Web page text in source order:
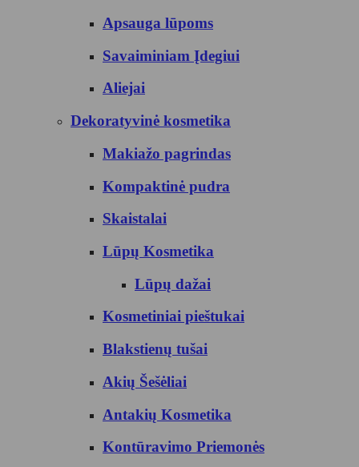
Apsauga lūpoms
Savaiminiam Įdegiui
Aliejai
Dekoratyvinė kosmetika
Makiažo pagrindas
Kompaktinė pudra
Skaistalai
Lūpų Kosmetika
Lūpų dažai
Kosmetiniai pieštukai
Blakstienų tušai
Akių Šešėliai
Antakių Kosmetika
Kontūravimo Priemonės